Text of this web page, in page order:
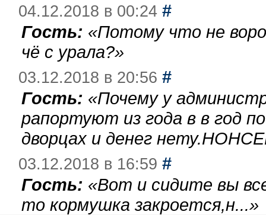
04.12.2018 в 00:24 #
Гость: «Потому что не
чё с урала?»
03.12.2018 в 20:56 #
Гость: «Почему у
рапортуют из года в в год
дворцах и денег
03.12.2018 в 16:59 #
Гость: «Вот и сидите вы
то кормушка закроется,н...»